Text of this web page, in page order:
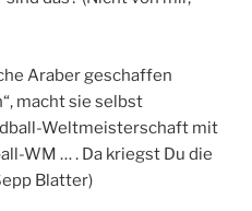
Araber geschaffen
macht sie selbst
Weltmeisterschaft mit
WM … . Da kriegst Du die
Blatter)